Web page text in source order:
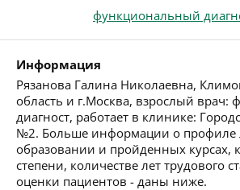
функциональный
Информация
Рязанова Галина Николаевна,
область и г.Москва, взрослый врач:
диагност, работает в клинике:
№2. Больше информации о профиле
образовании и пройденных курсах,
степени, количестве лет трудового
оценки пациентов - даны ниже.